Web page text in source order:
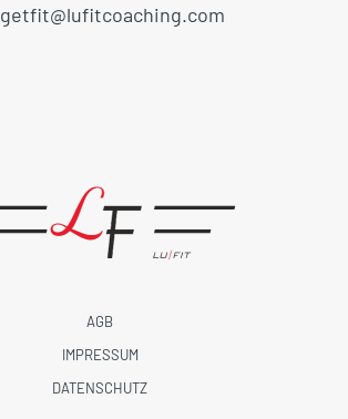
getfit@lufitcoaching.com
AGB
IMPRESSUM
DATENSCHUTZ